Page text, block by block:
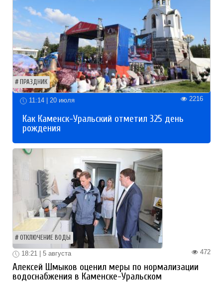
ПРАЗДНИК
11:14 | 20 июля 2216
Как Каменск-Уральский отметил 325 день
рождения
ОТКЛЮЧЕНИЕ ВОДЫ
472
18:21 | 5 августа
Алексей Шмыков оценил меры по нормализации
водоснабжения в Каменске-Уральском